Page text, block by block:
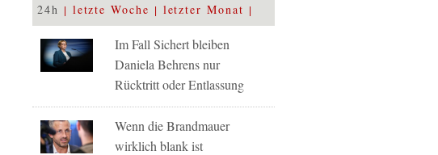
24h letzte Woche letzter Monat
Im Fall Sichert bleiben
Daniela Behrens nur
Rücktritt oder Entlassung
Wenn die Brandmauer
wirklich blank ist